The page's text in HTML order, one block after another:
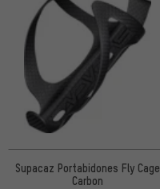
Supacaz Portabidones Fly Cage
Carbon